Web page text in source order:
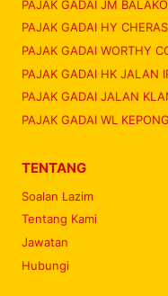
PAJAK GADAI JM
PAJAK GADAI HY
PAJAK GADAI WORTHY
PAJAK GADAI HK JALAN
PAJAK GADAI JALAN
PAJAK GADAI WL
TENTANG
Soalan Lazim
Tentang Kami
Jawatan
Hubungi